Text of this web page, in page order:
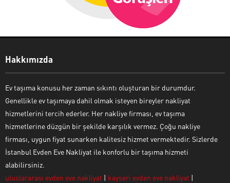
Hakkımızda
Ev taşıma konusu her zaman sıkıntı oluşturan bir durumdur.
Genellikle ev taşımaya dahil olmak isteyen bireyler nakliyat
hizmetlerini tercih ederler. Her nakliye firması, ev taşıma
hizmetlerine düzgün bir şekilde karşılık vermez. Çoğu nakliye
firması, uygun fiyat sunarken kalitesiz hizmet vermektedir. Sizlerde
İstanbul Evden Eve Nakliyat ile konforlu bir taşıma hizmeti
alabilirsiniz.
uluslararası evden eve nakliyat | kayseri evden eve nakliyat |